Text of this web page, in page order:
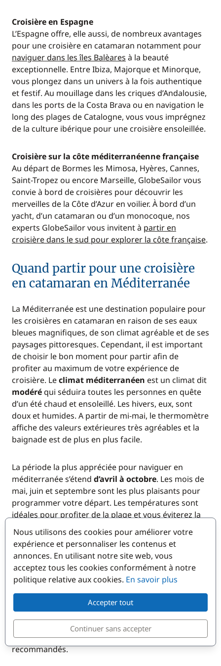
Croisière en Espagne
L’Espagne offre, elle aussi, de nombreux avantages
pour une croisière en catamaran notamment pour
naviguer dans les îles Balèares à la beauté
exceptionnelle. Entre Ibiza, Majorque et Minorque,
vous plongez dans un univers à la fois authentique
et festif. Au mouillage dans les criques d’Andalousie,
dans les ports de la Costa Brava ou en navigation le
long des plages de Catalogne, vous vous imprégnez
de la culture ibérique pour une croisière ensoleillée.
Croisière sur la côte méditerranéenne française
Au départ de Bormes les Mimosa, Hyères, Cannes,
Saint-Tropez ou encore Marseille, GlobeSailor vous
convie à bord de croisières pour découvrir les
merveilles de la Côte d’Azur en voilier. À bord d’un
yacht, d’un catamaran ou d’un monocoque, nos
experts GlobeSailor vous invitent à partir en
croisière dans le sud pour explorer la côte française.
Quand partir pour une croisière
en catamaran en Méditerranée
La Méditerranée est une destination populaire pour
les croisières en catamaran en raison de ses eaux
bleues magnifiques, de son climat agréable et de ses
paysages pittoresques. Cependant, il est important
de choisir le bon moment pour partir afin de
profiter au maximum de votre expérience de
croisière. Leclimat méditerranéen est un climat dit
modéréqui séduira toutes les personnes en quête
d’un été chaud et ensoleillé. Les hivers, eux, sont
doux et humides. A partir de mi-mai, le thermomètre
affiche des valeurs extérieures très agréables et la
baignade est de plus en plus facile.
La période la plus appréciée pour naviguer en
méditerranée s’étend d’avril à octobre. Les mois de
mai, juin et septembre sont les plus plaisants pour
programmer votre départ. Les températures sont
idéales pour profiter de la plage et vous éviterez la
foule estivale. Vous serez plus tranquilles au port
comme au mouillage.
En résumé, la meilleure période pour partir en
croisière en catamaran en Méditerranée dépend de
températures chaudes et une atmosphère animée,
l'été peut être idéal. Si vous recherchez des
conditions plus douces et des foules moins
importantes, le printemps et l'automne sont
recommandés.
Nous utilisons des cookies pour améliorer votre
expérience et personnaliser les contenus et
annonces. En utilisant notre site web, vous
acceptez tous les cookies conformément à notre
politique relative aux cookies. En savoir plus
Accepter tout
Continuer sans accepter